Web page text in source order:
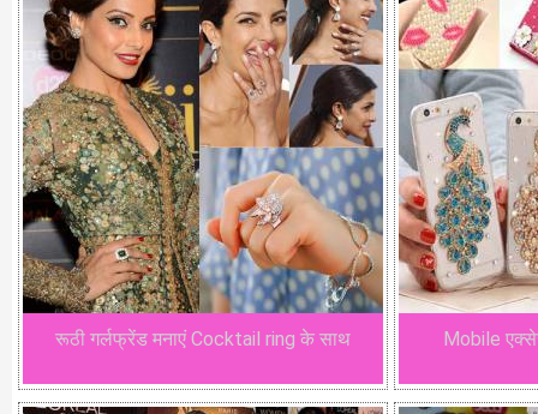
रूठी गर्लफ्रेंड मनाएं Cocktail ring के साथ Mobile